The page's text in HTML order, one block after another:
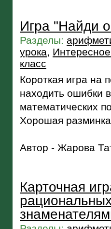
Игра "Найди
Разделы:
урока,
класс
Короткая игра на
находить ошибки
математических
Хорошая
Автор - Жарова
Карточная